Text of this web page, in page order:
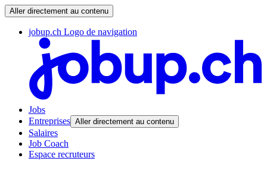
Aller directement au contenu
jobup.ch Logo de navigation
Jobs
Entreprises Aller directement au contenu
Salaires
Job Coach
Espace recruteurs